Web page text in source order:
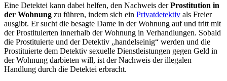
Eine Detektei kann dabei helfen, den Nachweis derProstitution in
der Wohnung zu führen, indem sich ein Privatdetektiv als Freier
ausgibt. Er sucht die besagte Dame in der Wohnung auf und tritt mit
der Prostituierten innerhalb der Wohnung in Verhandlungen. Sobald
die Prostituierte und der Detektiv „handelseinig“ werden und die
Prostituierte dem Detektiv sexuelle Dienstleistungen gegen Geld in
der Wohnung darbieten will, ist der Nachweis der illegalen
Handlung durch die Detektei erbracht.